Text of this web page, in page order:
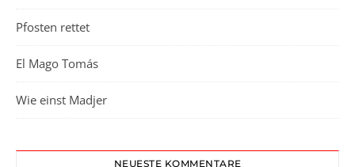
Pfosten rettet
El Mago Tomás
Wie einst Madjer
NEUESTE KOMMENTARE